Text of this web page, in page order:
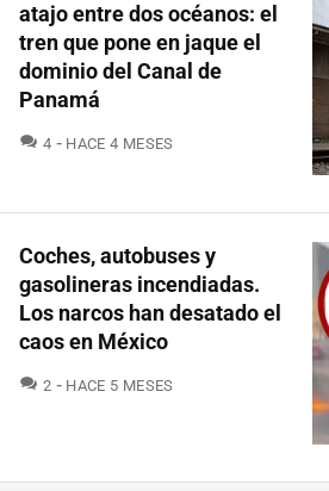
atajo entre dos océanos: el
tren que pone en jaque el
dominio del Canal de
Panamá
4 COMENTARIOS
HACE 4 MESES
Coches, autobuses y
gasolineras incendiadas.
Los narcos han desatado el
caos en México
2 COMENTARIOS
HACE 5 MESES